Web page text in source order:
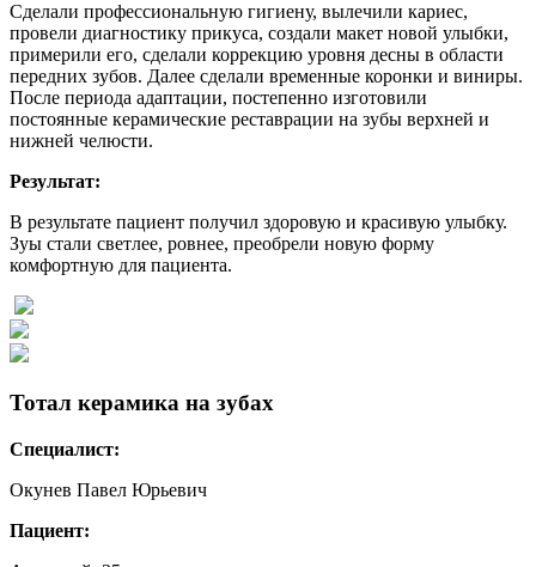
Сделали профессиональную гигиену, вылечили кариес,
провели диагностику прикуса, создали макет новой улыбки,
примерили его, сделали коррекцию уровня десны в области
передних зубов. Далее сделали временные коронки и виниры.
После периода адаптации, постепенно изготовили
постоянные керамические реставрации на зубы верхней и
нижней челюсти.
Результат:
В результате пациент получил здоровую и красивую улыбку.
Зуы стали светлее, ровнее, преобрели новую форму
комфортную для пациента.
Тотал керамика на зубах
Специалист:
Окунев Павел Юрьевич
Пациент: